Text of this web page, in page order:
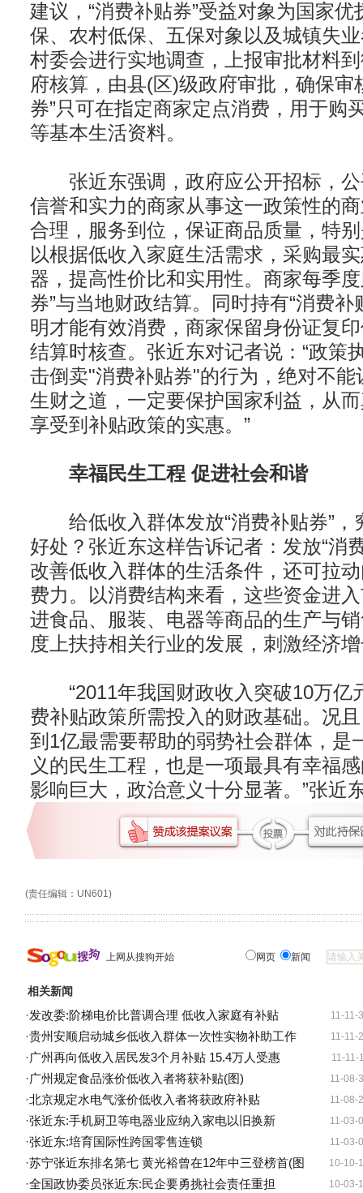
建议，“消费补贴券”受益对象为国家
保、农村低保、五保对象以及城镇失
村委会进行实地调查，上报审批材料
府核算，由县(区)级政府审批，确保审
券”只可在指定商家定点消费，用于购
等基本生活资料。
张近东强调，政府应公开招标，公
信誉和实力的商家从事这一政策性的
合理，服务到位，保证商品质量，特
以根据低收入家庭生活需求，采购最
器，提高性价比和实用性。商家每季
券”与当地财政结算。同时持有“消费补
明才能有效消费，商家保留身份证复
结算时核查。张近东对记者说：“政策
击倒卖"消费补贴券"的行为，绝对不能
生财之道，一定要保护国家利益，从
享受到补贴政策的实惠。”
幸福民生工程 促进社会和谐
给低收入群体发放“消费补贴券”，
好处？张近东这样告诉记者：发放“消
改善低收入群体的生活条件，还可拉
费力。以消费结构来看，这些资金进
进食品、服装、电器等商品的生产与
度上扶持相关行业的发展，刺激经济
“2011年我国财政收入突破10万亿
费补贴政策所需投入的财政基础。况
到1亿最需要帮助的弱势社会群体，是
义的民生工程，也是一项最具有幸福
影响巨大，政治意义十分显著。”张近
(责任编辑：UN601)
上网从搜狗开始 网页 新闻
相关新闻
11-11-
·发改委:阶梯电价比普调合理 低收入家庭有补贴
11-11-
·贵州安顺启动城乡低收入群体一次性实物补助工作
11-11-
·广州再向低收入居民发3个月补贴 15.4万人受惠
11-08-
·广州规定食品涨价低收入者将获补贴(图)
11-08-
·北京规定水电气涨价低收入者将获政府补贴
11-03-
·张近东:手机厨卫等电器业应纳入家电以旧换新
11-03-
·张近东:培育国际性跨国零售连锁
10-10-
·苏宁张近东排名第七 黄光裕曾在12年中三登榜首(图
10-03-
·全国政协委员张近东:民企要勇挑社会责任重担